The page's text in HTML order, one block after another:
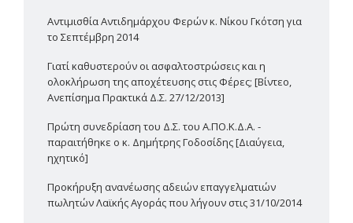
Αντιμισθία Αντιδημάρχου Φερών κ. Νίκου Γκότση για
το Σεπτέμβρη 2014
Γιατί καθυστερούν οι ασφαλτοστρώσεις και η
ολοκλήρωση της αποχέτευσης στις Φέρες; [Βίντεο,
Ανεπίσημα Πρακτικά Δ.Σ. 27/12/2013]
Πρώτη συνεδρίαση του Δ.Σ. του Α.ΠΟ.Κ.Δ.Α. -
παραιτήθηκε ο κ. Δημήτρης Γοδοσίδης [Διαύγεια,
ηχητικό]
Προκήρυξη ανανέωσης αδειών επαγγελματιών
πωλητών Λαϊκής Αγοράς που λήγουν στις 31/10/2014